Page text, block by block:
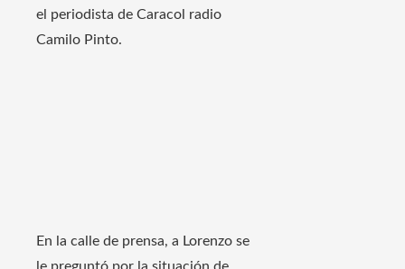
el periodista de Caracol radio
Camilo Pinto.
En la calle de prensa, a Lorenzo se